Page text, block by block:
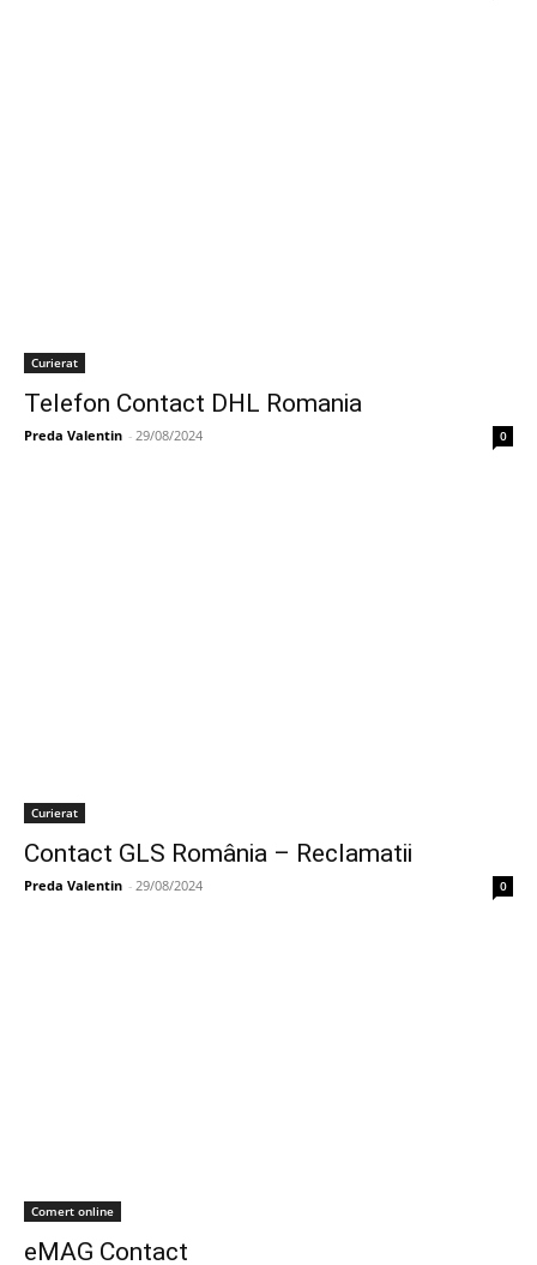
Curierat
Telefon Contact DHL Romania
Preda Valentin - 29/08/2024 0
Curierat
Contact GLS România – Reclamatii
Preda Valentin - 29/08/2024 0
Comert online
eMAG Contact